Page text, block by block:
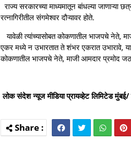
राज्य सरकारच्या माध्यमातून बांधल्या जाणाऱ्या
रत्नागिरीतील संगमेश्वर दौऱ्यावर होते.
यावेळी त्यांच्यासोबत कोकणातील भाजपचे नेते,
एकर मध्ये न उभारतात ते शंभर एकरात उभारावे,
कोकणातील भाजपचे नेते, माजी आमदार प्रमोद
लोक संदेश न्यूज मीडिया प्रायव्हेट लिमिटेड मुंबई/